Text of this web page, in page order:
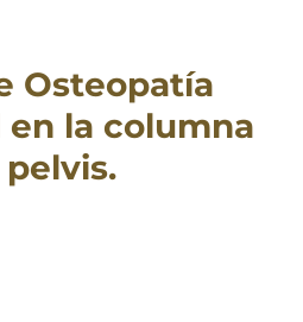
Osteopatía
la columna